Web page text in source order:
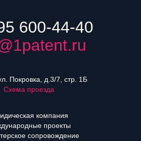
600-44-40
Покровка, д.3/7, стр. 1Б
Схема проезда
компания
проекты
сопровождение